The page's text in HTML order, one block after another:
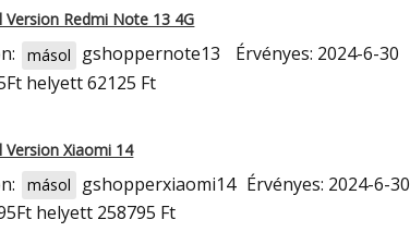
Version Redmi Note 13 4G
másol gshoppernote13
Érvényes: 2024-6-30
helyett 62125 Ft
Version Xiaomi 14
másol gshopperxiaomi14 Érvényes: 2024-6-30
helyett 258795 Ft